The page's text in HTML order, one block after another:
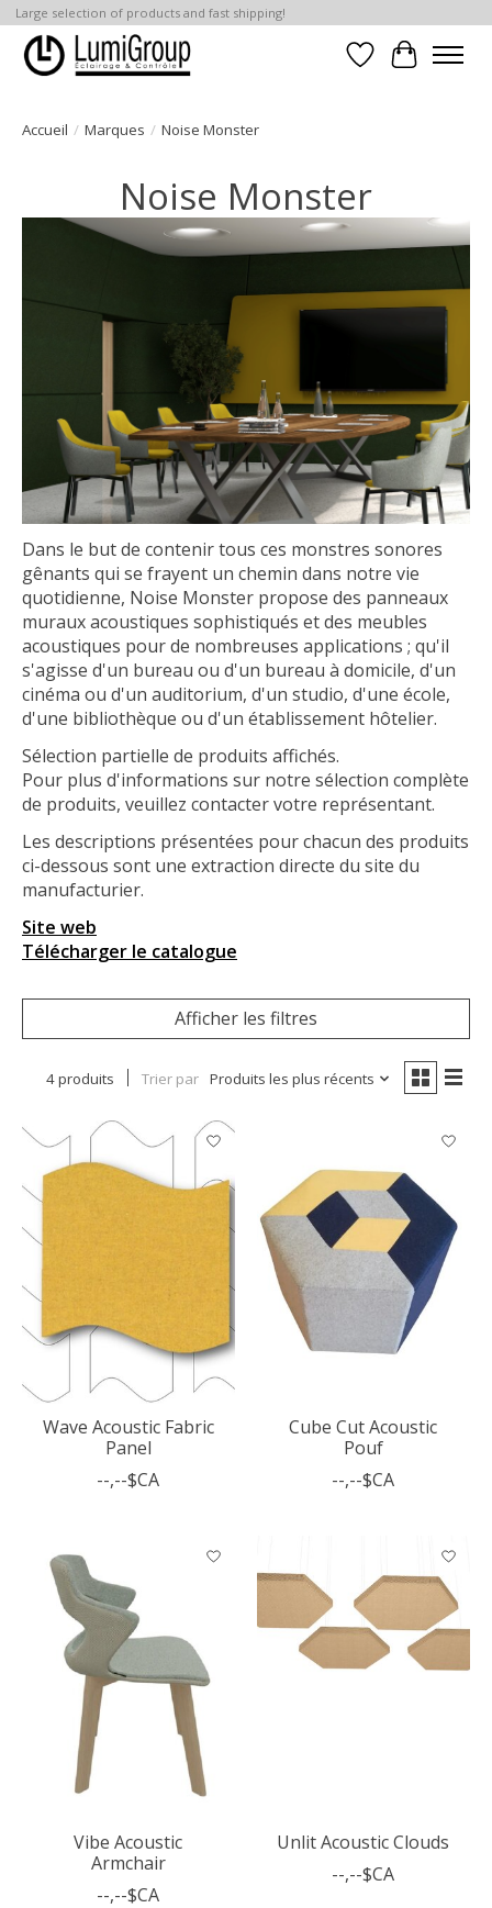
Large selection of products and fast shipping!
Liste dePanier
Accueil / Marques / Noise Monster
Noise Monster
Dans le but de contenir tous ces monstres sonores
gênants qui se frayent un chemin dans notre vie
quotidienne, Noise Monster propose des panneaux
muraux acoustiques sophistiqués et des meubles
acoustiques pour de nombreuses applications ; qu'il
s'agisse d'un bureau ou d'un bureau à domicile, d'un
cinéma ou d'un auditorium, d'un studio, d'une école,
d'une bibliothèque ou d'un établissement hôtelier.
Sélection partielle de produits affichés.
Pour plus d'informations sur notre sélection complète
de produits, veuillez contacter votre représentant.
Les descriptions présentées pour chacun des produits
ci-dessous sont une extraction directe du site du
manufacturier.
Site web
Télécharger le catalogue
Afficher les filtres
4 produits Trier par Produits les plus récents
Wave Acoustic Fabric
Panel
--,--$CA
Cube Cut Acoustic
Pouf
--,--$CA
Vibe Acoustic
Armchair
--,--$CA
Unlit Acoustic Clouds
--,--$CA